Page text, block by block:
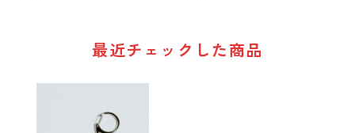
最近チェックした商品